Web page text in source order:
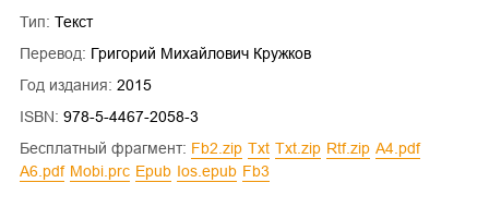
Тип: Текст
Перевод: Григорий Михайлович Кружков
Год издания: 2015
ISBN: 978-5-4467-2058-3
Бесплатный фрагмент:
fb2.zip txt txt.zip rtf.zip
a4.pdf
a6.pdf
mobi.prc epub ios.epub fb3